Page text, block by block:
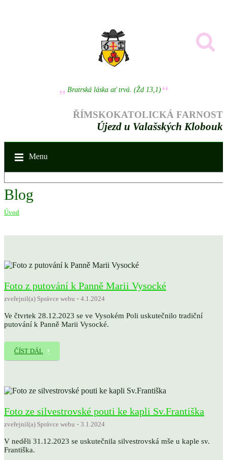
Bratrská láska ať trvá. (Žd 13,1)
ŘÍMSKOKATOLICKÁ FARNOST
Újezd u Valašských Klobouk
Menu
Blog
Úvod
Foto z putování k Panně Marii Vysocké
zveřejnil(a) Správce webu 4.1.2024
Ve čtvrtek 28.12.2023 se ve Vysokém Poli uskutečnilo tradiční
putování k Panně Marii Vysocké.
ČÍST DÁL
Foto ze silvestrovské pouti ke kapli Sv.Františka
zveřejnil(a) Správce webu 3.1.2024
V neděli 31.12.2023 se uskutečnila silvestrovská mše u kaple sv.
Františka.